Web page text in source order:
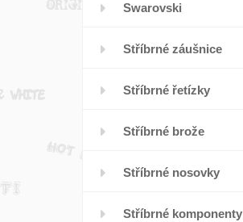
Swarovski
Stříbrné záušnice
Stříbrné řetízky
Stříbrné brože
Stříbrné nosovky
Stříbrné komponenty